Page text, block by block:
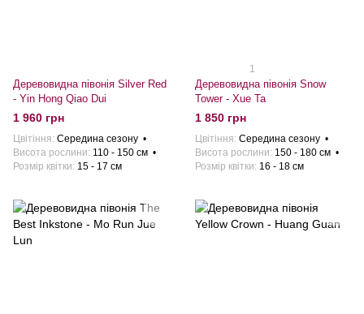
Деревовидна півонія Silver Red
- Yin Hong Qiao Dui
1 960 грн
Цвітіння Середина сезону
Висота рослини 110 - 150 см
Розмiр квiтки 15 - 17 см
1
Деревовидна півонія Snow
Tower - Xue Ta
1 850 грн
Цвітіння Середина сезону
Висота рослини 150 - 180 см
Розмiр квiтки 16 - 18 см